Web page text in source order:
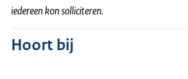
iedereen kon solliciteren.
Hoort bij